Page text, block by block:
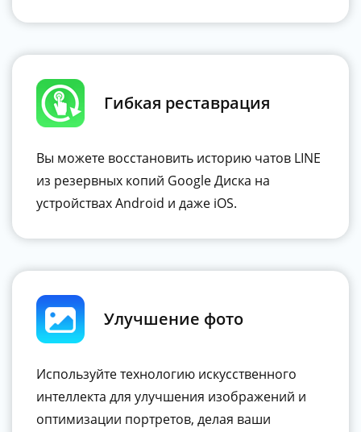
Гибкая реставрация
Вы можете восстановить историю чатов LINE
из резервных копий Google Диска на
устройствах Android и даже iOS.
Улучшение фото
Используйте технологию искусственного
интеллекта для улучшения изображений и
оптимизации портретов, делая ваши